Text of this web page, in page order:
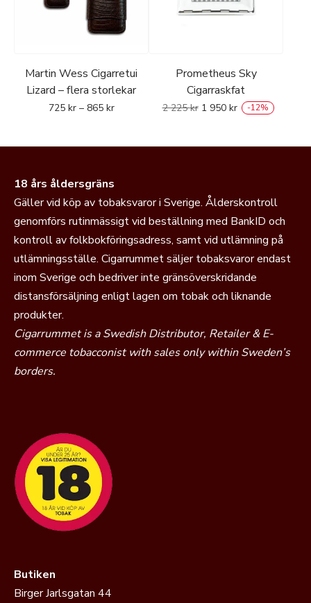
Martin Wess Cigarretui
Lizard – flera storlekar
725 kr – 865 kr
Prometheus Sky
Cigarraskfat
2 225kr 1 950 kr -12%
18 års åldersgräns
Gäller vid köp av tobaksvaror i Sverige. Ålderskontroll
genomförs rutinmässigt vid beställning med BankID och
kontroll av folkbokföringsadress, samt vid utlämning på
utlämningsställe. Cigarrummet säljer tobaksvaror endast
inom Sverige och bedriver inte gränsöverskridande
distansförsäljning enligt lagen om tobak och liknande
produkter.
Cigarrummet is a Swedish Distributor, Retailer & E-
commerce tobacconist with sales only within Sweden’s
borders.
Butiken
Birger Jarlsgatan 44